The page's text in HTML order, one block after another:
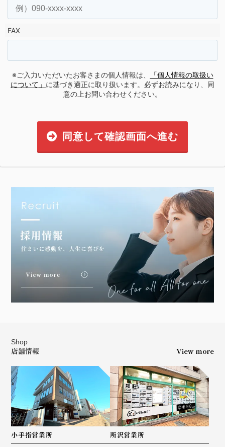
FAX
※ご入力いただいたお客さまの個人情報は、
「個人情報の取扱い
について」 に基づき適正に取り扱います。必ずお読みになり、同
意の上お問い合わせください。
同意して確認画面へ進む
Shop
店舗情報 View more
小手指営業所 所沢営業所